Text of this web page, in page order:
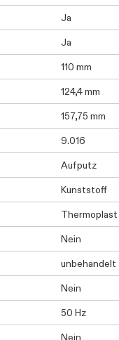
Ja
Ja
110 mm
124,4 mm
157,75 mm
9.016
Aufputz
Kunststoff
Thermoplast
Nein
unbehandelt
Nein
50 Hz
Nein